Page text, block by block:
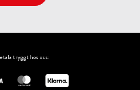
tryggt hos oss: